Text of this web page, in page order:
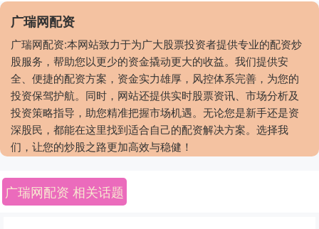
广瑞网配资
广瑞网配资:本网站致力于为广大股票投资者提供专业的配资炒
股服务，帮助您以更少的资金撬动更大的收益。我们提供安
全、便捷的配资方案，资金实力雄厚，风控体系完善，为您的
投资保驾护航。同时，网站还提供实时股票资讯、市场分析及
投资策略指导，助您精准把握市场机遇。无论您是新手还是资
深股民，都能在这里找到适合自己的配资解决方案。选择我
们，让您的炒股之路更加高效与稳健！
广瑞网配资 相关话题